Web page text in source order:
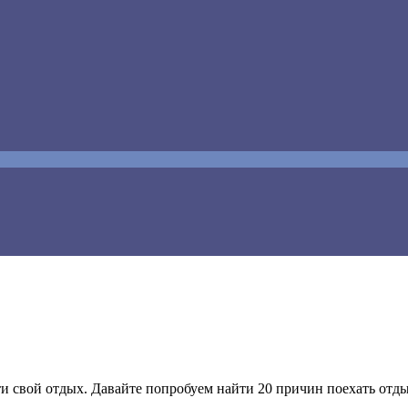
свой отдых. Давайте попробуем найти 20 причин поехать